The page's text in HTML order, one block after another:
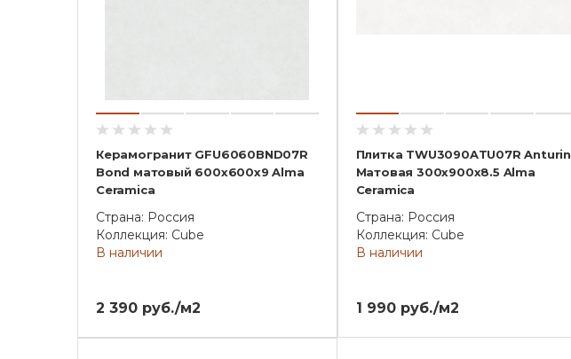
Керамогранит GFU6060BND07R
Bond матовый 600x600x9 Alma
Ceramica
Страна: Россия
Коллекция: Cube
В наличии
2 390 руб./м2
Плитка TWU3090ATU07R Anturin
Матовая 300x900x8.5 Alma
Ceramica
Страна: Россия
Коллекция: Cube
В наличии
1 990 руб./м2